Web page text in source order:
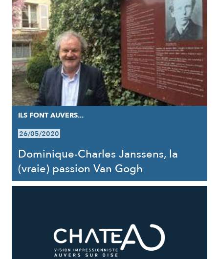
ILS FONT AUVERS...
26/05/2020
Dominique-Charles Janssens, la
(vraie) passion Van Gogh